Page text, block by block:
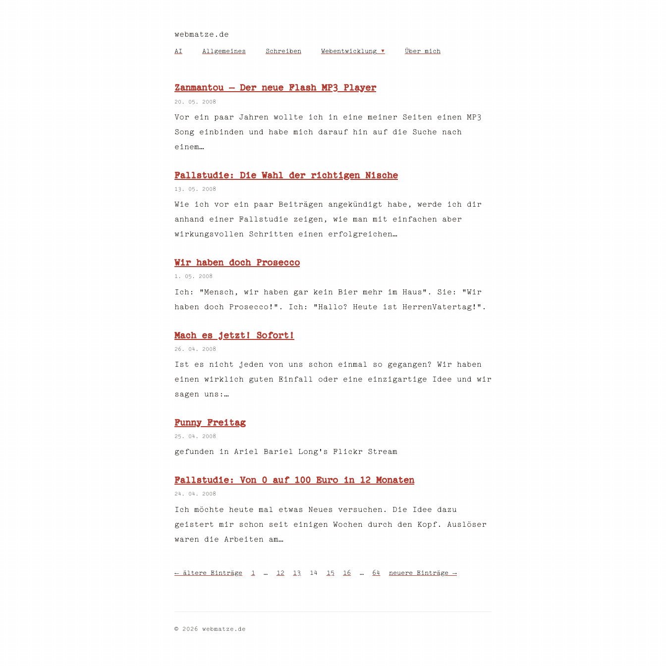
webmatze.de
AI Allgemeines Schreiben Webentwicklung Über mich
Zanmantou – Der neue Flash MP3 Player
20. 05. 2008
Vor ein paar Jahren wollte ich in eine meiner Seiten einen MP3
Song einbinden und habe mich darauf hin auf die Suche nach
einem…
Fallstudie: Die Wahl der richtigen Nische
13. 05. 2008
Wie ich vor ein paar Beiträgen angekündigt habe, werde ich dir
anhand einer Fallstudie zeigen, wie man mit einfachen aber
wirkungsvollen Schritten einen erfolgreichen…
Wir haben doch Prosecco
1. 05. 2008
Ich: "Mensch, wir haben gar kein Bier mehr im Haus". Sie: "Wir
haben doch Prosecco!". Ich: "Hallo? Heute ist HerrenVatertag!".
Mach es jetzt! Sofort!
26. 04. 2008
Ist es nicht jeden von uns schon einmal so gegangen? Wir haben
einen wirklich guten Einfall oder eine einzigartige Idee und wir
sagen uns:…
Funny Freitag
25. 04. 2008
gefunden in Ariel Bariel Long's Flickr Stream
Fallstudie: Von 0 auf 100 Euro in 12 Monaten
24. 04. 2008
Ich möchte heute mal etwas Neues versuchen. Die Idee dazu
geistert mir schon seit einigen Wochen durch den Kopf. Auslöser
waren die Arbeiten am…
← ältere Einträge … 12 13 14 15 16 … 64 neuere Einträge →
© 2026 webmatze.de